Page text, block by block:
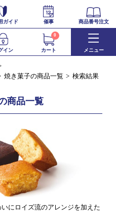
ガイド 催事 商品番号注文
イン カート
0
メニュー
焼き菓子の商品一覧 検索結果
商品一覧
にロイズ流のアレンジを加えた